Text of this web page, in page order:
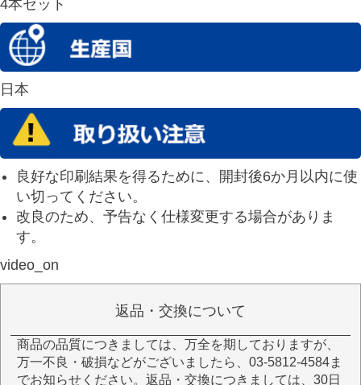
4本セット
日本
良好な印刷結果を得るために、開封後6か月以内に使
い切ってください。
改良のため、予告なく仕様変更する場合がありま
す。
video_on
返品・交換について
商品の品質につきましては、万全を期しておりますが、
万一不良・破損などがございましたら、03-5812-4584ま
でお知らせください。返品・交換につきましては、30日